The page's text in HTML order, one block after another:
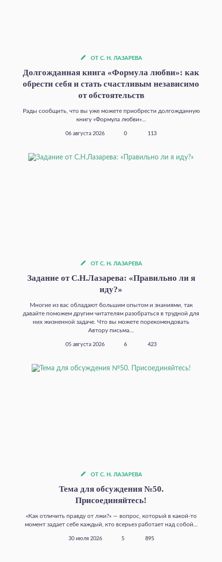
ОТ С. Н. ЛАЗАРЕВА
Долгожданная книга «Формула любви»: как
обрести себя и стать счастливым независимо
от обстоятельств
Рады сообщить, что вы уже можете приобрести долгожданную
книгу «Формула любви»...
06 августа 2026 0 113
ОТ С. Н. ЛАЗАРЕВА
Задание от С.Н.Лазарева: «Правильно ли я
иду?»
Многие из вас обладают большим опытом и знаниями, так
давайте поможем другим читателям разобраться в трудной для
них жизненной задаче. Что вы можете порекомендовать
Автору письма...
05 августа 2026 6 423
ОТ С. Н. ЛАЗАРЕВА
Тема для обсуждения №50.
Присоединяйтесь!
«Как отличить правду от лжи?» — вопрос, который в какой‑то
момент задает себе каждый, кто всерьез работает над собой...
30 июля 2026 5 895